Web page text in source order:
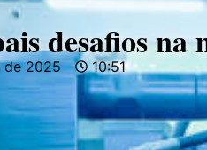
desafios na
de 2025 10:51